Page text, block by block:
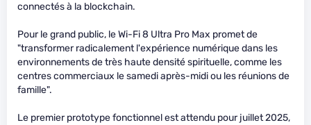
connectés à la blockchain.
Pour le grand public, le Wi-Fi 8 Ultra Pro Max promet de
"transformer radicalement l'expérience numérique dans les
environnements de très haute densité spirituelle, comme les
centres commerciaux le samedi après-midi ou les réunions de
famille".
Le premier prototype fonctionnel est attendu pour juillet 2025,